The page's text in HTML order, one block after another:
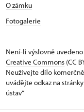
O zámku
Fotogalerie
Není-li výslovně
Creative Commons (CC
Neužívejte dílo
uvádějte odkaz na
ústav“